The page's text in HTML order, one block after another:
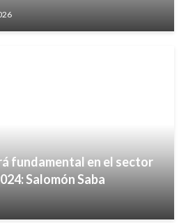
fundamental en el sector
Salomón Saba